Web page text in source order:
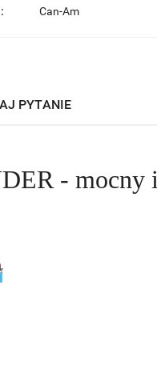
Can-Am
PYTANIE
- mocny i